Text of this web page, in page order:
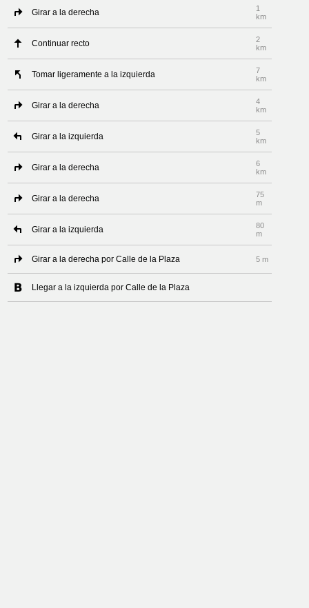
Girar a la derecha
1
km
Continuar recto
2
km
Tomar ligeramente a la izquierda
7
km
Girar a la derecha
4
km
Girar a la izquierda
5
km
Girar a la derecha
6
km
Girar a la derecha
75
m
Girar a la izquierda
80
m
Girar a la derecha por Calle de la Plaza 5 m
Llegar a la izquierda por Calle de la Plaza